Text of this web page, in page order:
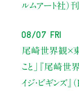
ルムアート社）
08/07 Fri
尾崎世界観×
こと」
『尾崎世
イジ・ビギン